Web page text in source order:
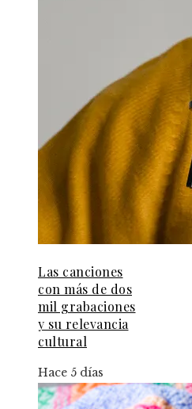
Las canciones
con más de dos
mil grabaciones
y su relevancia
cultural
Hace 5 días